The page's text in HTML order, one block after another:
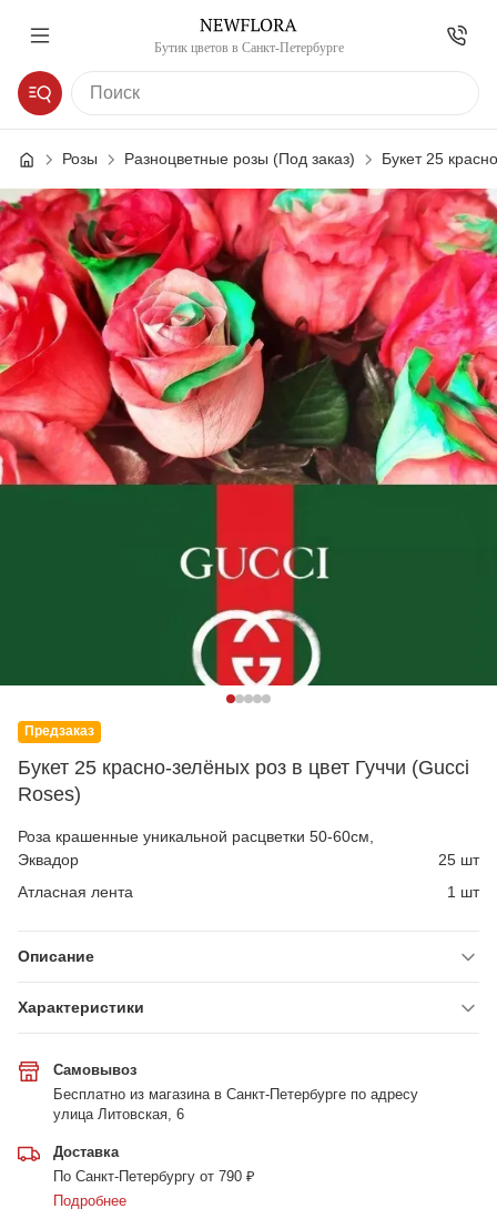
Бутик цветов в Санкт-Петербурге
Розы Разноцветные розы (Под заказ) Букет 25
Предзаказ
Букет 25 красно-зелёных роз в цвет Гуччи (Gucci
Roses)
Роза крашенные уникальной расцветки 50-60см,
Эквадор
25 шт
Атласная лента
1 шт
Описание
Характеристики
Самовывоз
Бесплатно из магазина в Санкт-Петербурге по адресу
улица Литовская, 6
Доставка
По Санкт-Петербургу от 790 ₽
Подробнее